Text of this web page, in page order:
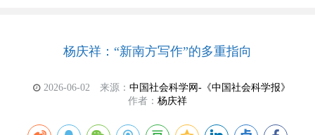
杨庆祥：“新南方写作”的多重指向
2026-06-02 来源： 中国社会科学网-《中国社会科学报》
作者： 杨庆祥